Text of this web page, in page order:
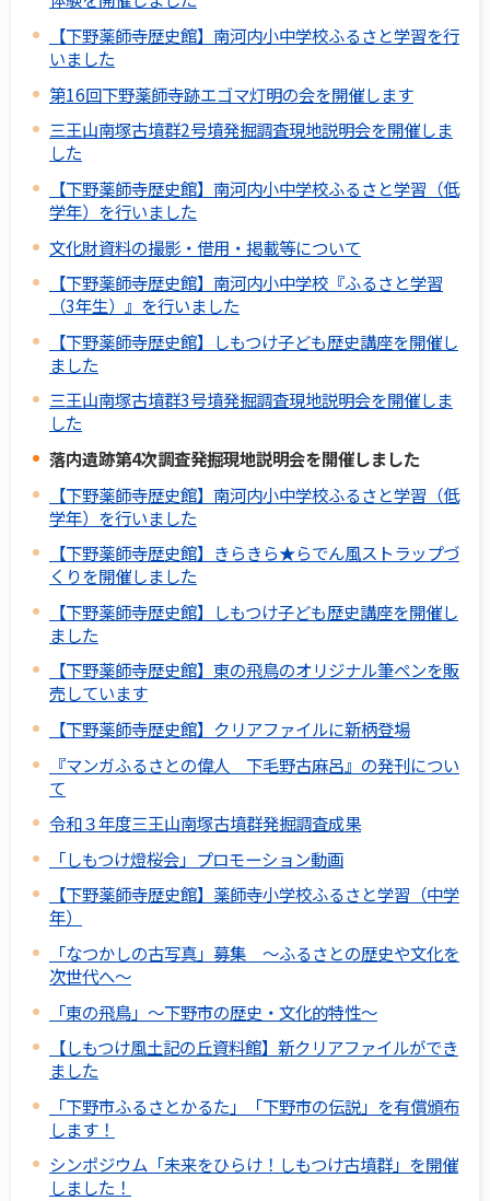
【下野薬師寺歴史館】南河内小中学校ふるさと学習を行
いました
第16回下野薬師寺跡エゴマ灯明の会を開催します
三王山南塚古墳群2号墳発掘調査現地説明会を開催しま
した
【下野薬師寺歴史館】南河内小中学校ふるさと学習（低
学年）を行いました
文化財資料の撮影・借用・掲載等について
【下野薬師寺歴史館】南河内小中学校『ふるさと学習
（3年生）』を行いました
【下野薬師寺歴史館】しもつけ子ども歴史講座を開催し
ました
三王山南塚古墳群3号墳発掘調査現地説明会を開催しま
した
落内遺跡第4次調査発掘現地説明会を開催しました
【下野薬師寺歴史館】南河内小中学校ふるさと学習（低
学年）を行いました
【下野薬師寺歴史館】きらきら★らでん風ストラップづ
くりを開催しました
【下野薬師寺歴史館】しもつけ子ども歴史講座を開催し
ました
【下野薬師寺歴史館】東の飛鳥のオリジナル筆ペンを販
売しています
【下野薬師寺歴史館】クリアファイルに新柄登場
『マンガふるさとの偉人 下毛野古麻呂』の発刊につい
て
令和３年度三王山南塚古墳群発掘調査成果
「しもつけ燈桜会」プロモーション動画
【下野薬師寺歴史館】薬師寺小学校ふるさと学習（中学
年）
「なつかしの古写真」募集 ～ふるさとの歴史や文化を
次世代へ～
「東の飛鳥」～下野市の歴史・文化的特性～
【しもつけ風土記の丘資料館】新クリアファイルができ
ました
「下野市ふるさとかるた」「下野市の伝説」を有償頒布
します！
シンポジウム「未来をひらけ！しもつけ古墳群」を開催
しました！